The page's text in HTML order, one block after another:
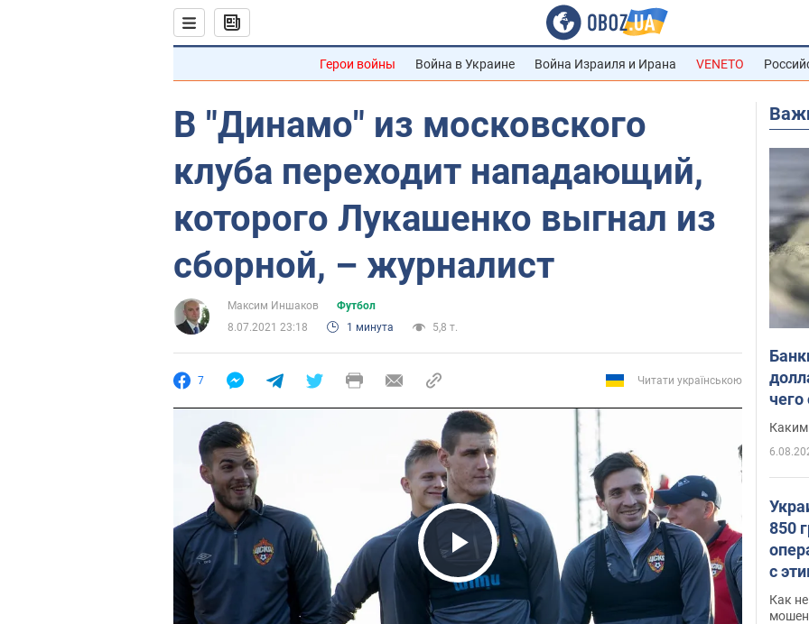
Герои войны Война в Украине Война Израиля и Ирана VENETO
В "Динамо" из московского
клуба переходит нападающий,
которого Лукашенко выгнал из
сборной, – журналист
Максим Иншаков
Футбол
8.07.2021 23:18
1 минута 5,8 т.
7 Читати українською
Play Video
Каким
850
с
Как